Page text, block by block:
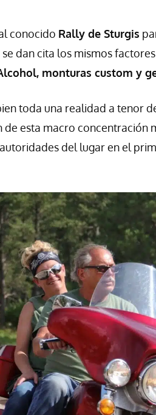
conocido Rally de Sturgis
dan cita los mismos
monturas custom y
toda una realidad a tenor
esta macro concentración
del lugar en el